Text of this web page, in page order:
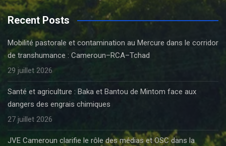
Recent Posts
Mobilité pastorale et contamination au Mercure dans le corridor
de transhumance : Cameroun–RCA–Tchad
29 juillet 2026
Santé et agriculture : Baka et Bantou de Mintom face aux
dangers des engrais chimiques
27 juillet 2026
JVE Cameroun clarifie le rôle des médias et OSC dans la